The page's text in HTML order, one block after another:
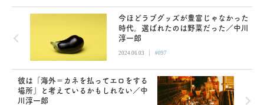
今ほどラブグッズが豊富じゃなかった
時代。選ばれたのは野菜だった／中川
淳一郎
2024.06.03 | #097
彼は「海外＝カネを払ってエロをする
場所」と考えているかもしれない／中
川淳一郎